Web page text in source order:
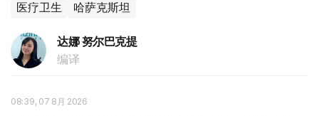
医疗卫生 哈萨克斯坦
达娜 努尔巴克提
编译
08:39, 07 8月 2026